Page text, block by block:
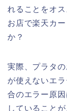
れることをオ
お店で楽天カ
か？
実際、プラタ
が使えないエ
合のエラー原
していること